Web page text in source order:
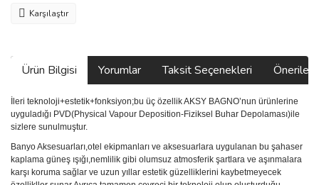
Karşılaştır
Ürün Bilgisi Yorumlar Taksit Seçenekleri
İleri teknoloji+estetik+fonksiyon;bu üç özellik AKSY BAGNO’nun ürünlerine
uyguladığı PVD(Physical Vapour Deposition-Fiziksel Buhar Depolaması)ile
sizlere sunulmuştur.
Banyo Aksesuarları,otel ekipmanları ve aksesuarlara uygulanan bu şahaser
kaplama güneş ışığı,nemlilik gibi olumsuz atmosferik şartlara ve aşınmalara
karşı koruma sağlar ve uzun yıllar estetik güzelliklerini kaybetmeyecek